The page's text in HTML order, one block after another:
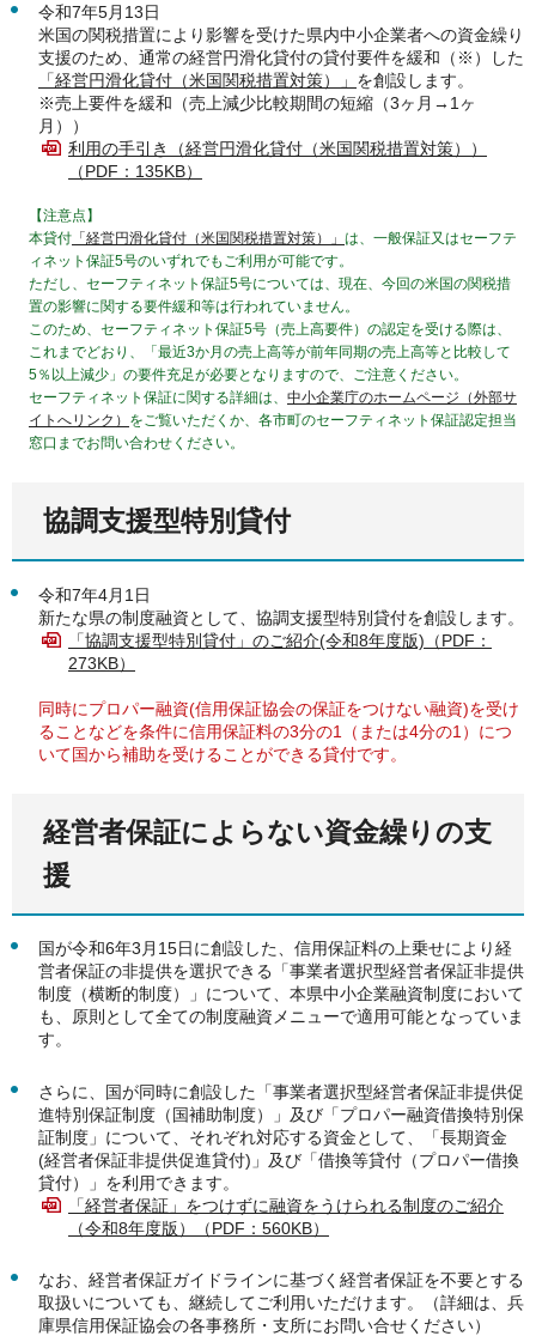
令和7年5月13日
米国の関税措置により影響を受けた県内中小企業者への資金繰り
支援のため、通常の経営円滑化貸付の貸付要件を緩和（※）した
「経営円滑化貸付（米国関税措置対策）」 を創設します。
※売上要件を緩和（売上減少比較期間の短縮（3ヶ月→1ヶ
月））
利用の手引き（経営円滑化貸付（米国関税措置対策））
（PDF：135KB）
【注意点】
本貸付 「経営円滑化貸付（米国関税措置対策）」 は、一般保証又はセーフテ
ィネット保証5号のいずれでもご利用が可能です。
ただし、セーフティネット保証5号については、現在、今回の米国の関税措
置の影響に関する要件緩和等は行われていません。
このため、セーフティネット保証5号（売上高要件）の認定を受ける際は、
これまでどおり、「最近3か月の売上高等が前年同期の売上高等と比較して
5％以上減少」の要件充足が必要となりますので、ご注意ください。
セーフティネット保証に関する詳細は、 中小企業庁のホームページ（外部サ
イトへリンク） をご覧いただくか、各市町のセーフティネット保証認定担当
窓口までお問い合わせください。
協調支援型特別貸付
令和7年4月1日
新たな県の制度融資として、協調支援型特別貸付を創設します。
「協調支援型特別貸付」のご紹介(令和8年度版)（PDF：
273KB）
同時にプロパー融資(信用保証協会の保証をつけない融資)を受け
ることなどを条件に信用保証料の3分の1
（または4分の1）につ
いて国から補助を受けることができる貸付です。
経営者保証によらない資金繰りの支
援
国が令和6年3月15日に創設した、信用保証料の上乗せにより経
営者保証の非提供を選択できる「事業者選択型経営者保証非提供
制度（横断的制度）」について、本県中小企業融資制度において
も、原則として全ての制度融資メニューで適用可能となっていま
す。
さらに、国が同時に創設した「事業者選択型経営者保証非提供促
進特別保証制度（国補助制度）」及び「プロパー融資借換特別保
証制度」について、それぞれ対応する資金として、「長期資金
(経営者保証非提供促進貸付)」及び「借換等貸付（プロパー借換
貸付）」を利用できます。
「経営者保証」をつけずに融資をうけられる制度のご紹介
（令和8年度版）（PDF：560KB）
なお、経営者保証ガイドラインに基づく経営者保証を不要とする
取扱いについても、継続してご利用いただけます。（詳細は、兵
庫県信用保証協会の各事務所・支所にお問い合せください）